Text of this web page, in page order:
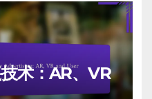
术：AR、VR